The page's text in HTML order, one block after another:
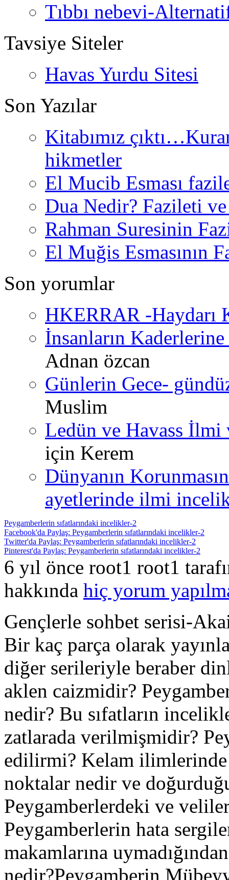
Tıbbı nebevi-
Tavsiye Siteler
Havas Yurdu Sitesi
Son Yazılar
Kitabımız
hikmetler
El Mucib Esması
Dua Nedir? Fazileti
Rahman Suresinin
El Muğis Esmasının
Son yorumlar
HKERRAR -Haydarı
İnsanların
Adnan özcan
Günlerin Gece-
Muslim
Ledün ve Havass İlmi
için Kerem
Dünyanın
ayetlerinde ilmi
Peygamberlerin sıfatlarındaki incelikler-2
Facebook'da Paylaş: Peygamberlerin sıfatlarındaki incelikler-2
Twitter'da Paylaş: Peygamberlerin sıfatlarındaki incelikler-2
Pinterest'da Paylaş: Peygamberlerin sıfatlarındaki incelikler-2
6 yıl önce root1 root1
hakkında hiç yorum
Gençlerle sohbet serisi-
Bir kaç parça olarak
diğer serileriyle beraber
aklen caizmidir?
nedir? Bu sıfatların
zatlarada verilmişmidir?
edilirmi? Kelam ilimlerinde
noktalar nedir ve
Peygamberlerdeki ve
Peygamberlerin hata
makamlarına
nedir?Peygamberin